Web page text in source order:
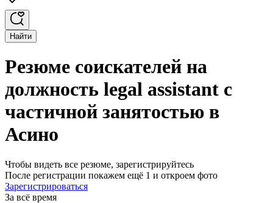
Найти
Резюме соискателей на
должность legal assistant с
частичной занятостью в
Асино
Чтобы видеть все резюме, зарегистрируйтесь
После регистрации покажем ещё 1 и откроем фото
Зарегистрироваться
За всё время